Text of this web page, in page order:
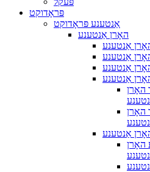
פּראָדוקט
אַנטענע פּראָדוקט
האָרן אַנטענע
אַנטענע
אַנטענע
אַנטענע
אַנטענע
האָרן
האָרן
אַנטענע
האָרן